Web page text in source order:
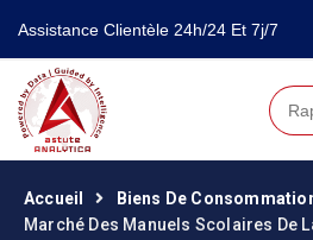
Assistance Clientèle 24h/24 Et 7j/7
Accueil
Biens De
Marché Des Manuels Scolaires De